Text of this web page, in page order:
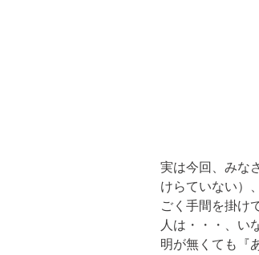
実は今回、みな
けらていない）
ごく手間を掛け
人は・・・、い
明が無くても『